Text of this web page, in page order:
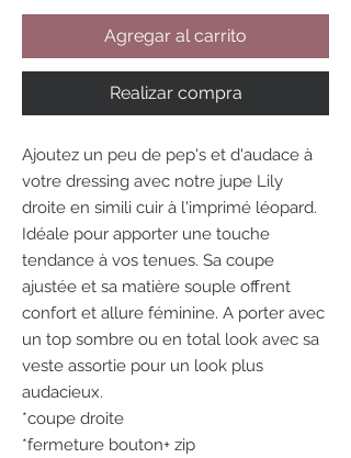
Agregar al carrito
Realizar compra
Ajoutez un peu de pep's et d'audace à
votre dressing avec notre jupe Lily
droite en simili cuir à l'imprimé léopard.
Idéale pour apporter une touche
tendance à vos tenues. Sa coupe
ajustée et sa matière souple offrent
confort et allure féminine. A porter avec
un top sombre ou en total look avec sa
veste assortie pour un look plus
audacieux.
*coupe droite
*fermeture bouton+ zip